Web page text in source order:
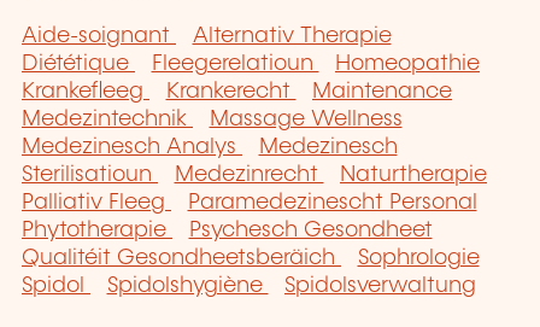
Aide-soignant
Alternativ Therapie
Diététique
Fleegerelatioun
Homeopathie
Krankefleeg
Krankerecht
Maintenance
Medezintechnik
Massage Wellness
Medezinesch Analys
Medezinesch
Sterilisatioun
Medezinrecht
Naturtherapie
Palliativ Fleeg
Paramedezinescht Personal
Phytotherapie
Psychesch Gesondheet
Qualitéit Gesondheetsberäich
Sophrologie
Spidol
Spidolshygiène Spidolsverwaltung